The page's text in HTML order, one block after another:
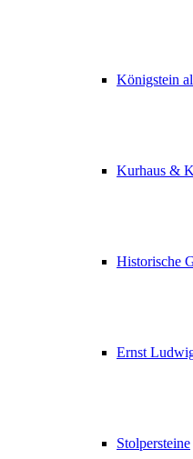
Königstein
Kurhaus &
Historische
Ernst
Stolpersteine